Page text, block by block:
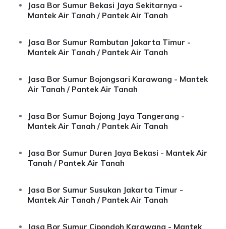
Jasa Bor Sumur Bekasi Jaya Sekitarnya -
Mantek Air Tanah / Pantek Air Tanah
Jasa Bor Sumur Rambutan Jakarta Timur -
Mantek Air Tanah / Pantek Air Tanah
Jasa Bor Sumur Bojongsari Karawang - Mantek
Air Tanah / Pantek Air Tanah
Jasa Bor Sumur Bojong Jaya Tangerang -
Mantek Air Tanah / Pantek Air Tanah
Jasa Bor Sumur Duren Jaya Bekasi - Mantek Air
Tanah / Pantek Air Tanah
Jasa Bor Sumur Susukan Jakarta Timur -
Mantek Air Tanah / Pantek Air Tanah
Jasa Bor Sumur Cipondoh Karawang - Mantek